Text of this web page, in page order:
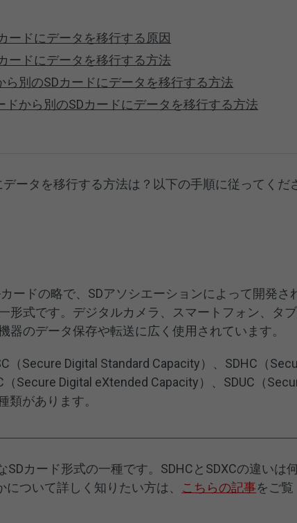
ードにデータを移行する原因
ードにデータを移行する方法
ら別のSDカードにデータを移行する方法
ドから別のSDカードにデータを移行する方法
ータを移行する方法は？以下の手順に従ってくだ
ードの略で、SDアソシエーションによって開発さ
形式です。デジタルカメラ、スマートフォン、タ
器のデータ保存や転送に広く使用されています。
（Secure Digital Standard Capacity）、SDHC（
Secure Digital eXtended Capacity）、SDUC（
類があります。
SDカード形式の一種です。SDHCとSDXCの違いは
ついて詳しく知りたい方は、 こちらの記事をご覧